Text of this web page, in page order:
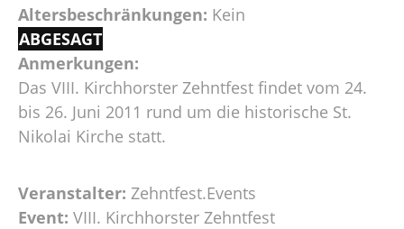
Altersbeschränkungen: Kein
ABGESAGT
Anmerkungen:
Das VIII. Kirchhorster Zehntfest findet vom 24.
bis 26. Juni 2011 rund um die historische St.
Nikolai Kirche statt.
Veranstalter: Zehntfest.Events
Event: VIII. Kirchhorster Zehntfest